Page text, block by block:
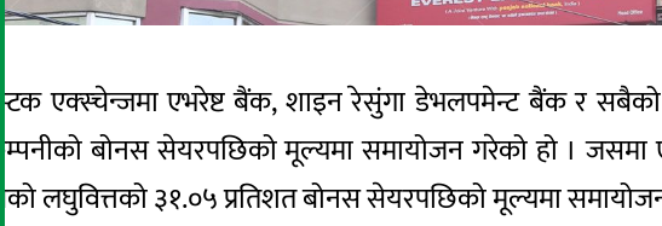
स्टक एक्स्चेन्जमा एभरेष्ट बैंक, शाइन रेसुंगा डेभलपमेन्ट बैंक र
बोनस सेयरपछिको मूल्यमा समायोजन गरेको हो ।
लघुवित्तको ३१.०५ प्रतिशत बोनस सेयरपछिको मूल्यमा